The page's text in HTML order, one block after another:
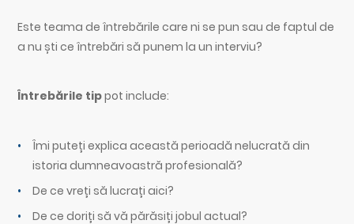
Este teama de întrebările care ni se pun sau de faptul de
a nu ști ce întrebări să punem la un interviu?
Întrebările tippot include:
Îmi puteți explica această perioadă nelucrată din
istoria dumneavoastră profesională?
De ce vreți să lucrați aici?
De ce doriți să vă părăsiți jobul actual?